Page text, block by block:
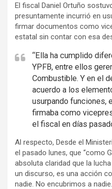
e
r
t
s
El fiscal Daniel Ortuño
presuntamente incurrió en
firmar documentos como
estatal sin contar con esa
“Ella ha cumplido
YPFB, entre ellos
Combustible. Y en el
acuerdo a los
usurpando funciones,
firmaba como
el fiscal en días
Al respecto, Desde el
el pasado lunes, que “como
absoluta claridad que la
un discurso, es una acción
nadie. No encubrimos a